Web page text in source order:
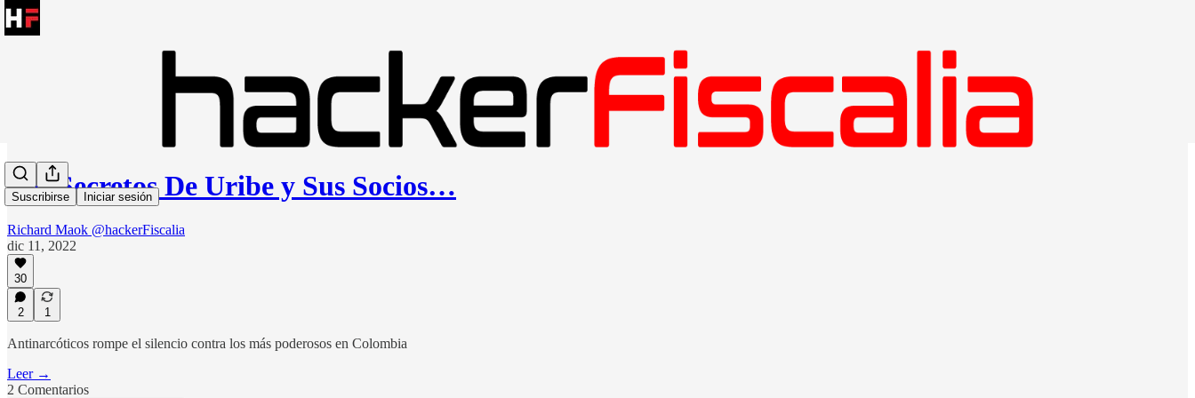
Suscribirse Iniciar sesión
Los Secretos De Uribe y Sus Socios…
Richard Maok @hackerFiscalia
dic 11, 2022
30
2 1
Antinarcóticos rompe el silencio contra los más poderosos en Colombia
Leer →
2 Comentarios